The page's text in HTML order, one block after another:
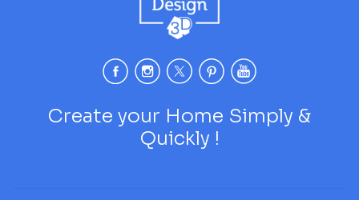
Create your Home Simply &
Quickly !